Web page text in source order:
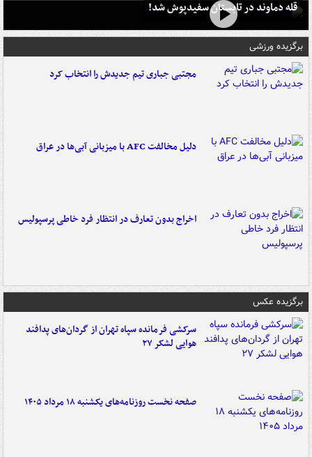
قله دماوند در تابستان سفیدپوش شد!
برگزیده ورزشی
مجتبی جباری تیم جدیدش را انتخاب کرد
دلیل مخالفت AFC با میزبانی آبی‌ها در عراق
اخراج بدون تعارف در انتظار فرد خاطی پرسپولیس
برگزیده عکس
سرکشی فرمانده سپاه تهران از گردان‌های پدافند
هوایی لشکر ۲۷
صفحه نخست روزنامه‌های یکشنبه ۱۸ مرداد ۱۴۰۵